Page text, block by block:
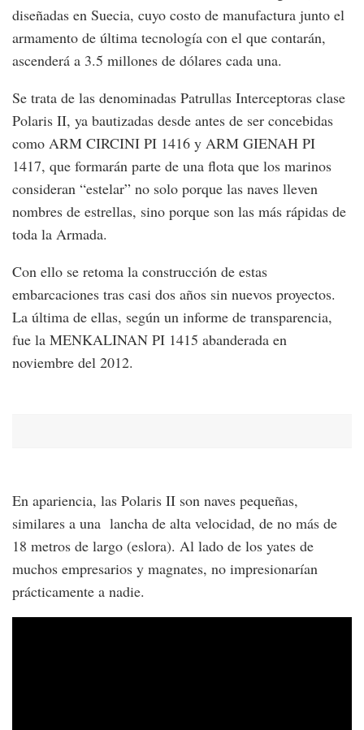
diseñadas en Suecia, cuyo costo de manufactura junto el
armamento de última tecnología con el que contarán,
ascenderá a 3.5 millones de dólares cada una.
Se trata de las denominadas Patrullas Interceptoras clase
Polaris II, ya bautizadas desde antes de ser concebidas
como ARM CIRCINI PI 1416 y ARM GIENAH PI
1417, que formarán parte de una flota que los marinos
consideran “estelar” no solo porque las naves lleven
nombres de estrellas, sino porque son las más rápidas de
toda la Armada.
Con ello se retoma la construcción de estas
embarcaciones tras casi dos años sin nuevos proyectos.
La última de ellas, según un informe de transparencia,
fue la MENKALINAN PI 1415 abanderada en
noviembre del 2012.
En apariencia, las Polaris II son naves pequeñas,
similares a una lancha de alta velocidad, de no más de
18 metros de largo (eslora). Al lado de los yates de
muchos empresarios y magnates, no impresionarían
prácticamente a nadie.